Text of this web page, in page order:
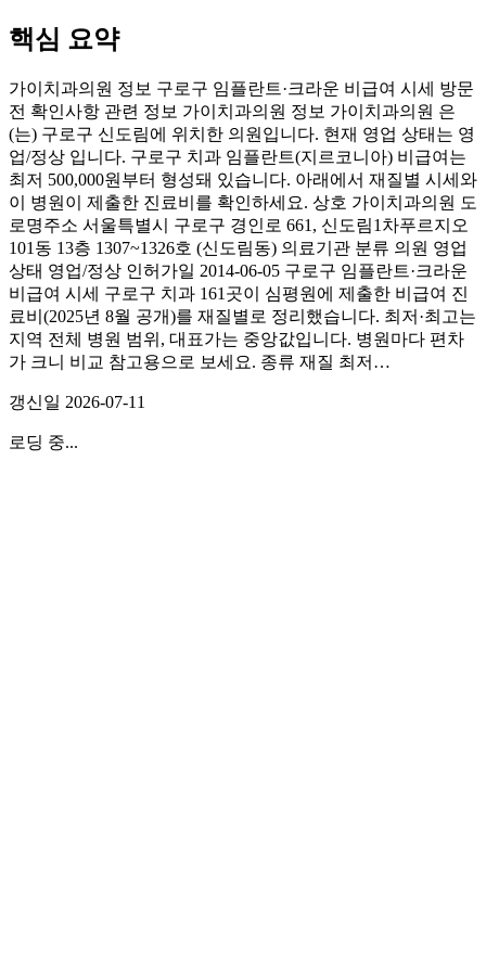
핵심 요약
가이치과의원 정보 구로구 임플란트·크라운 비급여 시세 방문
전 확인사항 관련 정보 가이치과의원 정보 가이치과의원 은
(는) 구로구 신도림에 위치한 의원입니다. 현재 영업 상태는 영
업/정상 입니다. 구로구 치과 임플란트(지르코니아) 비급여는
최저 500,000원부터 형성돼 있습니다. 아래에서 재질별 시세와
이 병원이 제출한 진료비를 확인하세요. 상호 가이치과의원 도
로명주소 서울특별시 구로구 경인로 661, 신도림1차푸르지오
101동 13층 1307~1326호 (신도림동) 의료기관 분류 의원 영업
상태 영업/정상 인허가일 2014-06-05 구로구 임플란트·크라운
비급여 시세 구로구 치과 161곳이 심평원에 제출한 비급여 진
료비(2025년 8월 공개)를 재질별로 정리했습니다. 최저·최고는
지역 전체 병원 범위, 대표가는 중앙값입니다. 병원마다 편차
가 크니 비교 참고용으로 보세요. 종류 재질 최저…
갱신일 2026-07-11
로딩 중...